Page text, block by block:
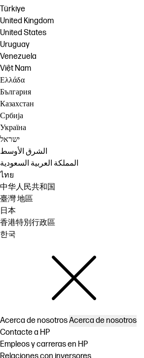
Türkiye
United Kingdom
United States
Uruguay
Venezuela
Việt Nam
Ελλάδα
България
Казахстан
Србија
Україна
ישראל
الشرق الأوسط
المملكة العربية السعودية
ไทย
中华人民共和国
臺灣 地區
日本
香港特別行政區
한국
Acerca de nosotrosAcerca de nosotros
Contacte a HP
Empleos y carreras en HP